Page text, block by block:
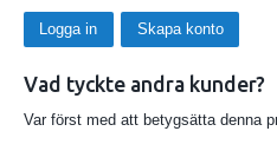
Logga in Skapa konto
Vad tyckte andra kunder?
Var först med att betygsätta denna